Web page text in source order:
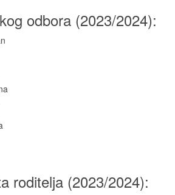
odbora (2023/2024):
roditelja (2023/2024):